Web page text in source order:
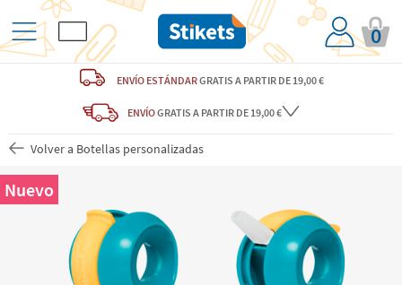
0
ENVÍO ESTÁNDARGRATIS A PARTIR DE 19,00 €
ENVÍOGRATIS A PARTIR DE 19,00 €
Volver a Botellas personalizadas
Nuevo